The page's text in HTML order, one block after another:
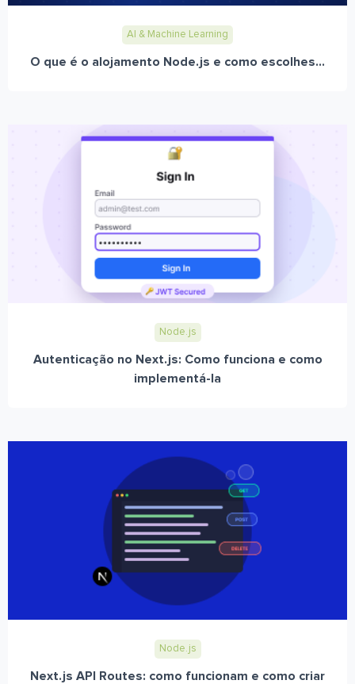
AI & Machine Learning
O que é o alojamento Node.js e como escolhes...
Node.js
Autenticação no Next.js: Como funciona e como
implementá-la
Node.js
Next.js API Routes: como funcionam e como criar